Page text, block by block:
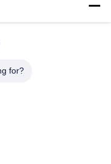
fil 220V 1800rpm
for?